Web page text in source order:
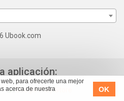
para ofrecerte una mejor
acerca de nuestra
OK
Ubook.com
aplicación: